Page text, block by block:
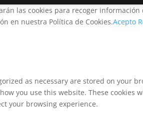
las cookies para recoger información
en nuestra Política de Cookies.Acepto
as necessary are stored on your
you use this website. These cookies
your browsing experience.